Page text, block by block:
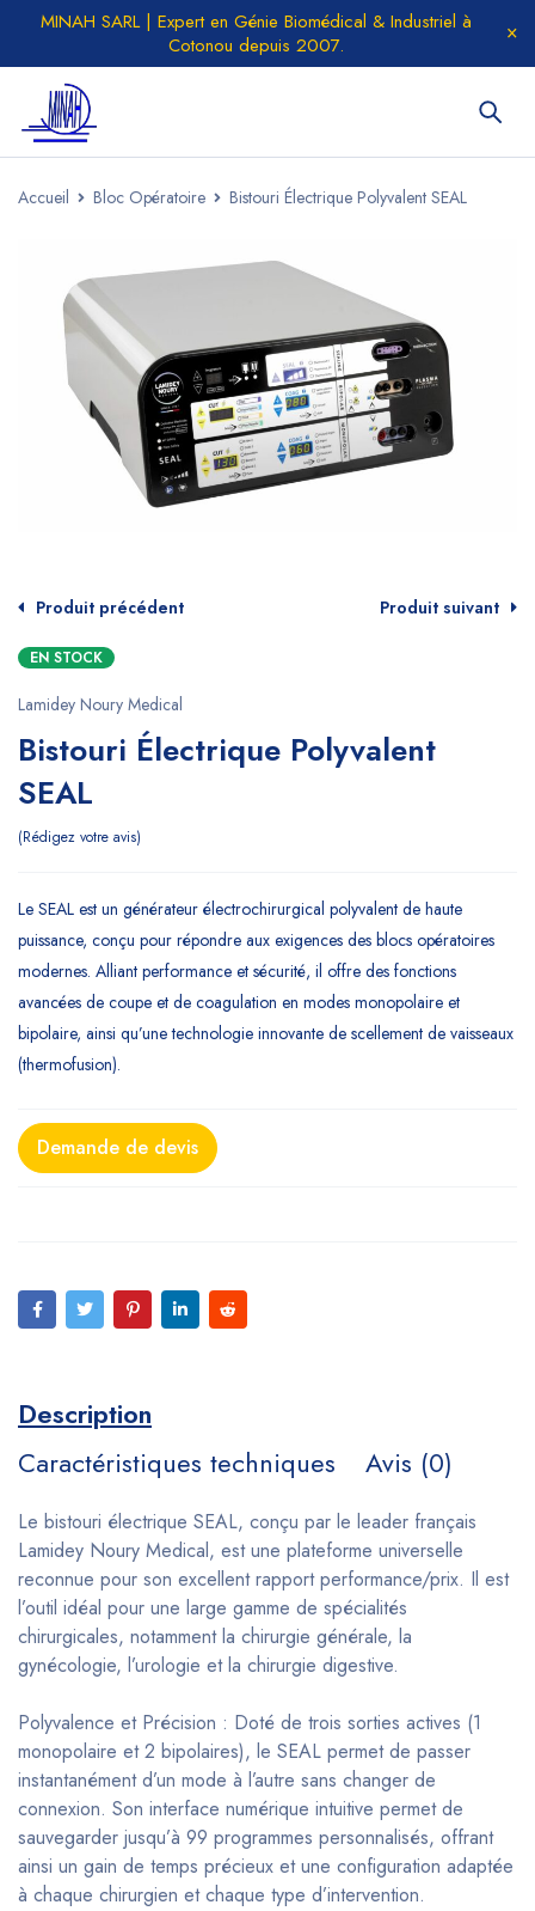
MINAH SARL | Expert en Génie Biomédical & Industriel à
Cotonou depuis 2007.
Accueil Bloc Opératoire Bistouri Électrique Polyvalent SEAL
Produit précédent Produit suivant
EN STOCK
Lamidey Noury Medical
Bistouri Électrique Polyvalent
SEAL
Rédigez votre avis
Le SEAL est un générateur électrochirurgical polyvalent de haute
puissance, conçu pour répondre aux exigences des blocs opératoires
modernes. Alliant performance et sécurité, il offre des fonctions
avancées de coupe et de coagulation en modes monopolaire et
bipolaire, ainsi qu’une technologie innovante de scellement de vaisseaux
(thermofusion).
Demande de devis
Description
Caractéristiques techniques
Avis (0)
Le bistouri électrique SEAL, conçu par le leader français
Lamidey Noury Medical, est une plateforme universelle
reconnue pour son excellent rapport performance/prix. Il est
l’outil idéal pour une large gamme de spécialités
chirurgicales, notamment la chirurgie générale, la
gynécologie, l’urologie et la chirurgie digestive.
Polyvalence et Précision : Doté de trois sorties actives (1
monopolaire et 2 bipolaires), le SEAL permet de passer
instantanément d’un mode à l’autre sans changer de
connexion. Son interface numérique intuitive permet de
sauvegarder jusqu’à 99 programmes personnalisés, offrant
ainsi un gain de temps précieux et une configuration adaptée
à chaque chirurgien et chaque type d’intervention.